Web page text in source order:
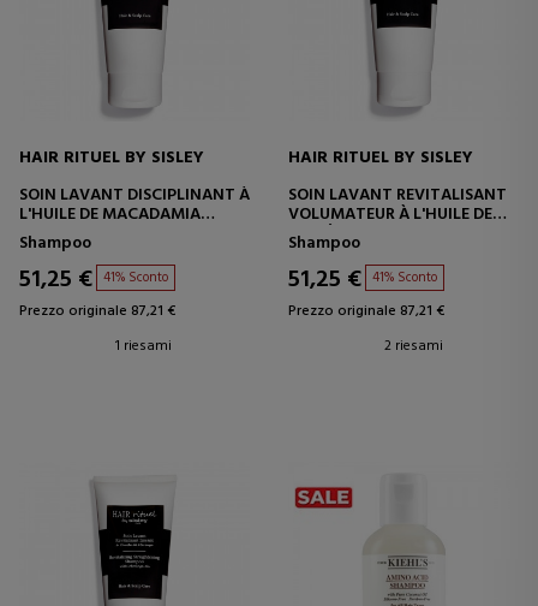
HAIR RITUEL BY SISLEY
SOIN LAVANT DISCIPLINANT À
L'HUILE DE MACADAMIA
200ML
Shampoo
51,25 € 41% Sconto
Prezzo originale 87,21 €
1 riesami
HAIR RITUEL BY SISLEY
SOIN LAVANT REVITALISANT
VOLUMATEUR À L'HUILE DE
CAMÉLIA
Shampoo
51,25 € 41% Sconto
Prezzo originale 87,21 €
2 riesami